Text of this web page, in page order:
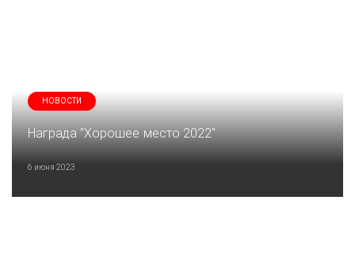
НОВОСТИ
Награда "Хорошее место 2022"
6 июня 2023